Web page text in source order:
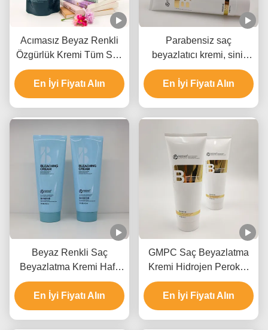
Acımasız Beyaz Renkli
Özgürlük Kremi Tüm Saç
Tipleri İçin Beyazlama
Özel Etiket
En İyi Fiyatı Alın
Parabensiz saç
beyazlatıcı kremi, sinir
bozucu olmayan saç
beyazlatıcı kremi.
En İyi Fiyatı Alın
Beyaz Renkli Saç
Beyazlatma Kremi Hafif
formül Hızlı solma 9
seviyeye kadar yükselt
En İyi Fiyatı Alın
GMPC Saç Beyazlatma
Kremi Hidrojen Peroksit
Amonyum Hidroksit Ve
Mineral Yağ
En İyi Fiyatı Alın